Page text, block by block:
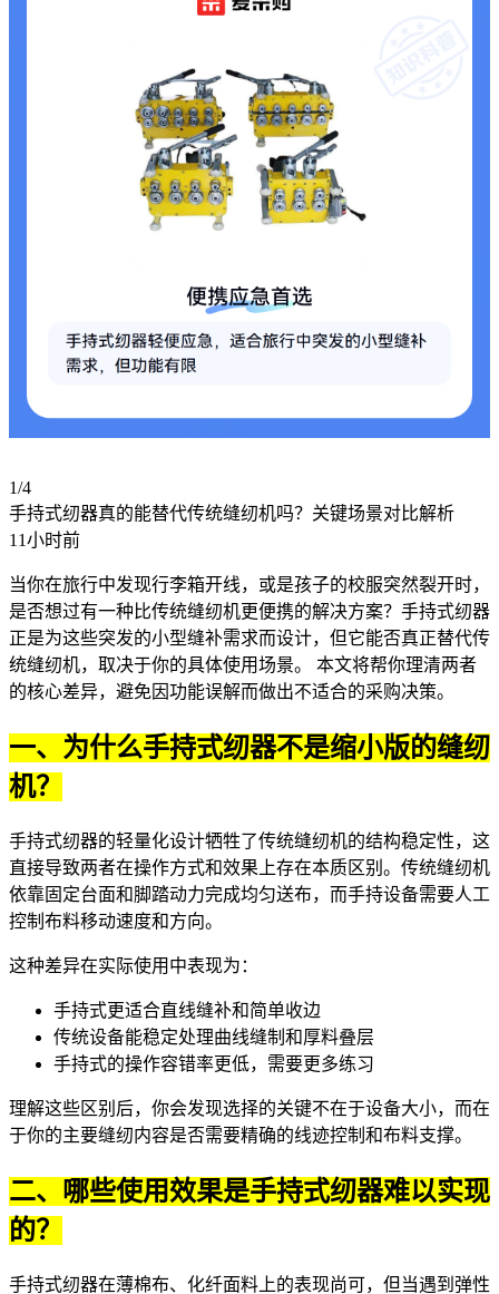
1/4
手持式纫器真的能替代传统缝纫机吗？关键场景对比解析
11小时前
当你在旅行中发现行李箱开线，或是孩子的校服突然裂开时，
是否想过有一种比传统缝纫机更便携的解决方案？手持式纫器
正是为这些突发的小型缝补需求而设计，但它能否真正替代传
统缝纫机，取决于你的具体使用场景。 本文将帮你理清两者
的核心差异，避免因功能误解而做出不适合的采购决策。
一、为什么手持式纫器不是缩小版的缝纫
机？
手持式纫器的轻量化设计牺牲了传统缝纫机的结构稳定性，这
直接导致两者在操作方式和效果上存在本质区别。传统缝纫机
依靠固定台面和脚踏动力完成均匀送布，而手持设备需要人工
控制布料移动速度和方向。
这种差异在实际使用中表现为：
手持式更适合直线缝补和简单收边
传统设备能稳定处理曲线缝制和厚料叠层
手持式的操作容错率更低，需要更多练习
理解这些区别后，你会发现选择的关键不在于设备大小，而在
于你的主要缝纫内容是否需要精确的线迹控制和布料支撑。
二、哪些使用效果是手持式纫器难以实现
的？
手持式纫器在薄棉布、化纤面料上的表现尚可，但当遇到弹性